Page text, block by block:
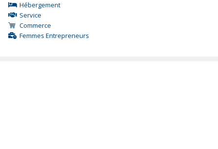
Hébergement
Service
Commerce
Femmes Entrepreneurs